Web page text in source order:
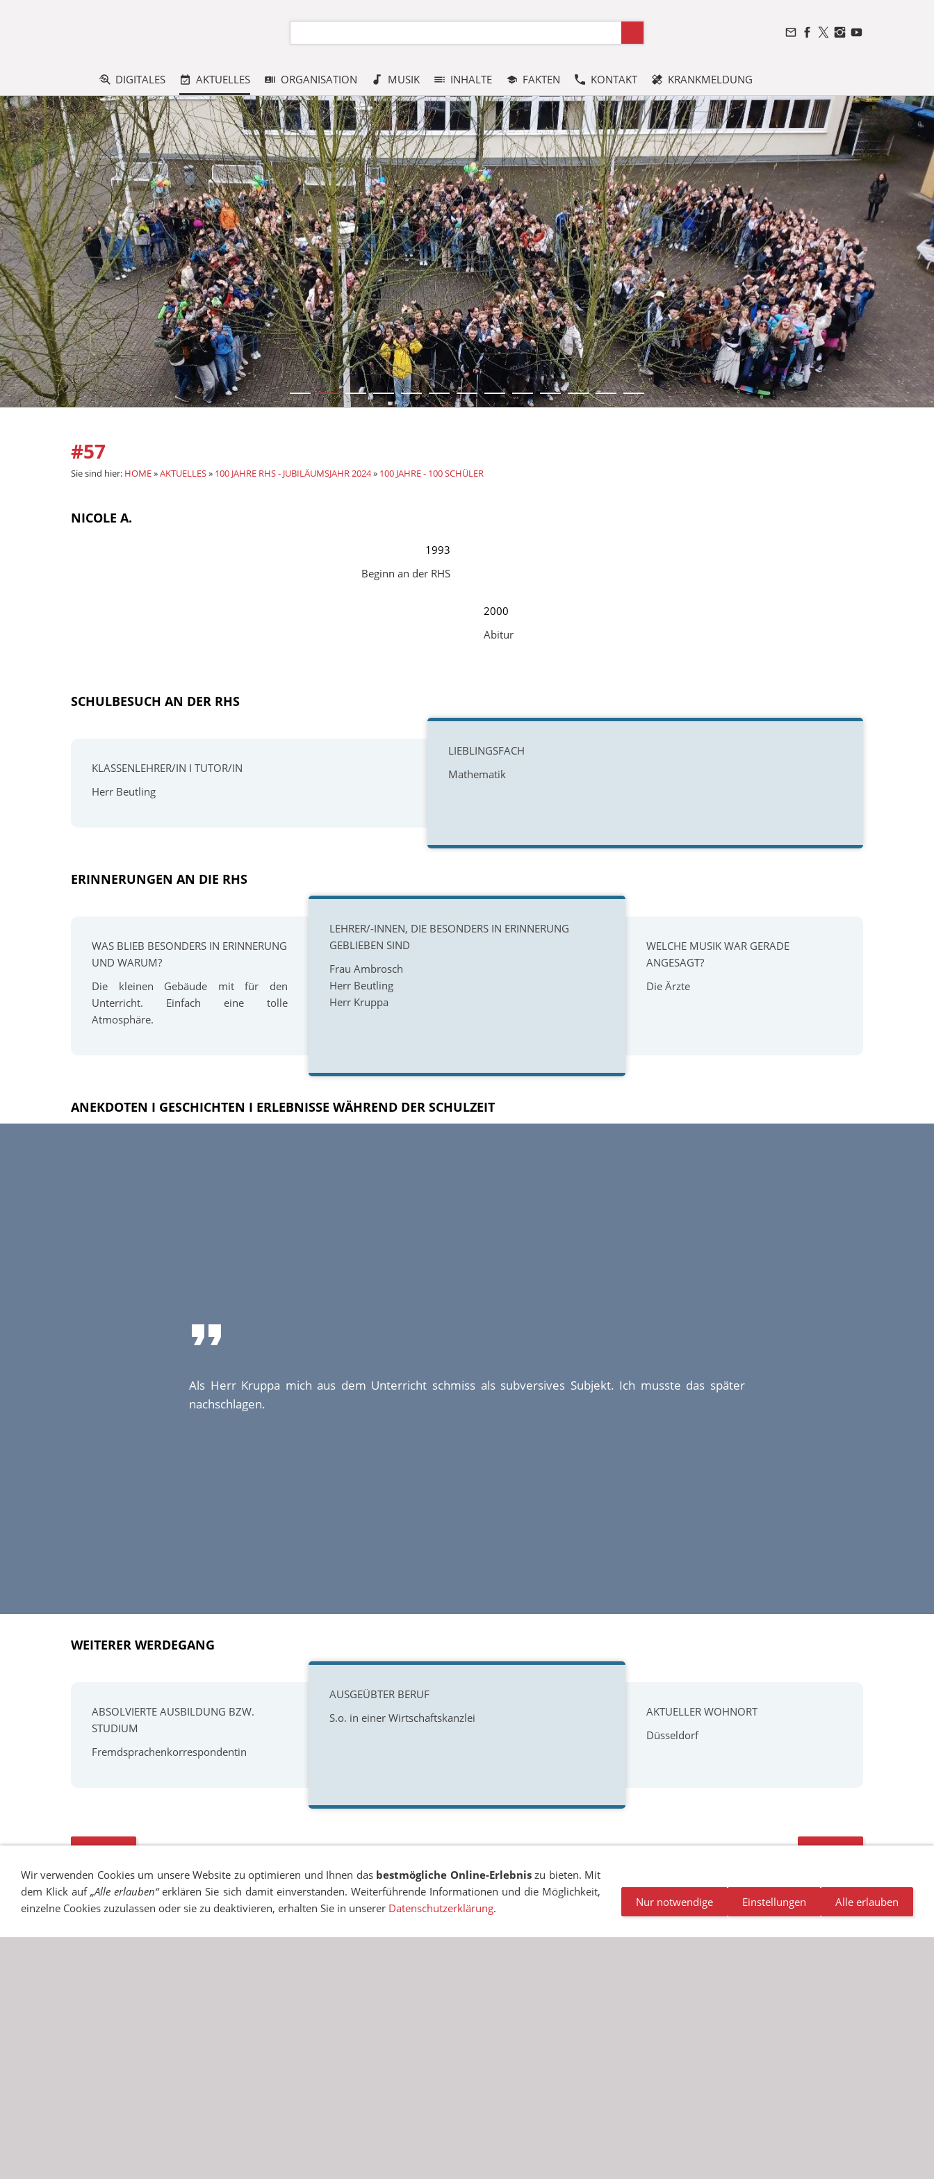
DIGITALES AKTUELLES ORGANISATION MUSIK INHALTE FAKTEN KONTAKT KRANKMELDUNG
#57
Sie sind hier: HOME»AKTUELLES» 100 JAHRE RHS - JUBILÄUMSJAHR 2024» 100 JAHRE - 100 SCHÜLER
NICOLE A.
1993
Beginn an der RHS
2000
Abitur
SCHULBESUCH AN DER RHS
KLASSENLEHRER/IN I TUTOR/IN
Herr Beutling
LIEBLINGSFACH
Mathematik
ERINNERUNGEN AN DIE RHS
WAS BLIEB BESONDERS IN ERINNERUNG
UND WARUM?
Die kleinen Gebäude mit für den
Unterricht. Einfach eine tolle
Atmosphäre.
LEHRER/-INNEN, DIE BESONDERS IN ERINNERUNG
GEBLIEBEN SIND
Frau Ambrosch
Herr Beutling
Herr Kruppa
WELCHE MUSIK WAR GERADE
ANGESAGT?
Die Ärzte
ANEKDOTEN I GESCHICHTEN I ERLEBNISSE WÄHREND DER SCHULZEIT
Als Herr Kruppa mich aus dem Unterricht schmiss als subversives Subjekt. Ich musste das später
nachschlagen.
WEITERER WERDEGANG
ABSOLVIERTE AUSBILDUNG BZW.
STUDIUM
Fremdsprachenkorrespondentin
AUSGEÜBTER BERUF
S.o. in einer Wirtschaftskanzlei
AKTUELLER WOHNORT
Düsseldorf
Wir verwenden Cookies um unsere Website zu optimieren und Ihnen das bestmögliche Online-Erlebniszu bieten. Mit
dem Klick auf„Alle erlauben“erklären Sie sich damit einverstanden. Weiterführende Informationen und die Möglichkeit,
einzelne Cookies zuzulassen oder sie zu deaktivieren, erhalten Sie in unserer Datenschutzerklärung. Nur notwendige Einstellungen Alle erlauben